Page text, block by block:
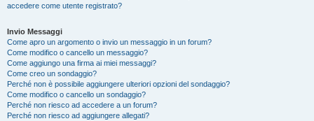
accedere come utente registrato?
Invio Messaggi
Come apro un argomento o invio un messaggio in un forum?
Come modifico o cancello un messaggio?
Come aggiungo una firma ai miei messaggi?
Come creo un sondaggio?
Perché non è possibile aggiungere ulteriori opzioni del sondaggio?
Come modifico o cancello un sondaggio?
Perché non riesco ad accedere a un forum?
Perché non riesco ad aggiungere allegati?